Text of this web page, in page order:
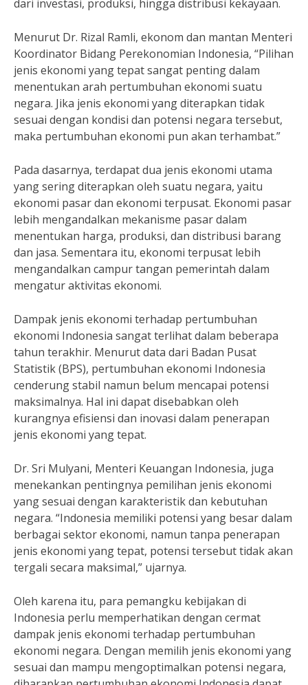
dari investasi, produksi, hingga distribusi kekayaan.
Menurut Dr. Rizal Ramli, ekonom dan mantan Menteri
Koordinator Bidang Perekonomian Indonesia, “Pilihan
jenis ekonomi yang tepat sangat penting dalam
menentukan arah pertumbuhan ekonomi suatu
negara. Jika jenis ekonomi yang diterapkan tidak
sesuai dengan kondisi dan potensi negara tersebut,
maka pertumbuhan ekonomi pun akan terhambat.”
Pada dasarnya, terdapat dua jenis ekonomi utama
yang sering diterapkan oleh suatu negara, yaitu
ekonomi pasar dan ekonomi terpusat. Ekonomi pasar
lebih mengandalkan mekanisme pasar dalam
menentukan harga, produksi, dan distribusi barang
dan jasa. Sementara itu, ekonomi terpusat lebih
mengandalkan campur tangan pemerintah dalam
mengatur aktivitas ekonomi.
Dampak jenis ekonomi terhadap pertumbuhan
ekonomi Indonesia sangat terlihat dalam beberapa
tahun terakhir. Menurut data dari Badan Pusat
Statistik (BPS), pertumbuhan ekonomi Indonesia
cenderung stabil namun belum mencapai potensi
maksimalnya. Hal ini dapat disebabkan oleh
kurangnya efisiensi dan inovasi dalam penerapan
jenis ekonomi yang tepat.
Dr. Sri Mulyani, Menteri Keuangan Indonesia, juga
menekankan pentingnya pemilihan jenis ekonomi
yang sesuai dengan karakteristik dan kebutuhan
negara. “Indonesia memiliki potensi yang besar dalam
berbagai sektor ekonomi, namun tanpa penerapan
jenis ekonomi yang tepat, potensi tersebut tidak akan
tergali secara maksimal,” ujarnya.
Oleh karena itu, para pemangku kebijakan di
Indonesia perlu memperhatikan dengan cermat
dampak jenis ekonomi terhadap pertumbuhan
ekonomi negara. Dengan memilih jenis ekonomi yang
sesuai dan mampu mengoptimalkan potensi negara,